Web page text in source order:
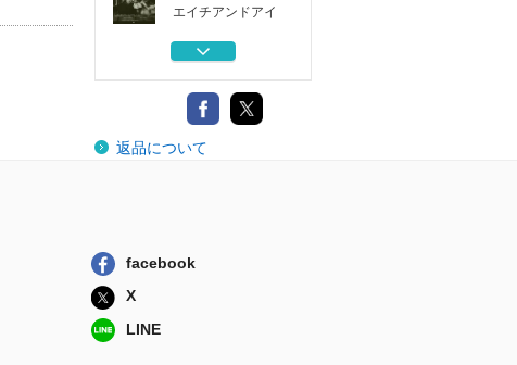
エイチアンドアイ
哀しいドイツ歴史
筑摩書房
神聖ローマ帝国
講談社
返品について
facebook
X
LINE